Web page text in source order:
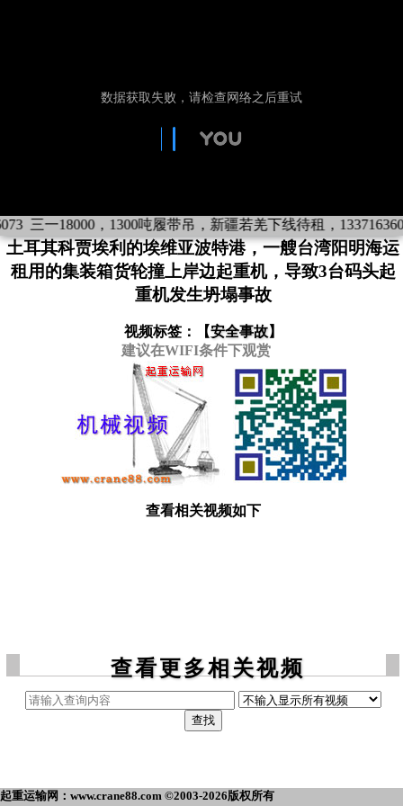
三一18000，1300吨履带吊，新疆若羌下线待租，
土耳其科贾埃利的埃维亚波特港，一艘台湾阳明海运
租用的集装箱货轮撞上岸边起重机，导致3台码头起
重机发生坍塌事故
视频标签：【安全事故】
建议在WIFI条件下观赏
查看相关视频如下
查看更多相关视频
起重运输网：www.crane88.com ©2003-2026版权所有